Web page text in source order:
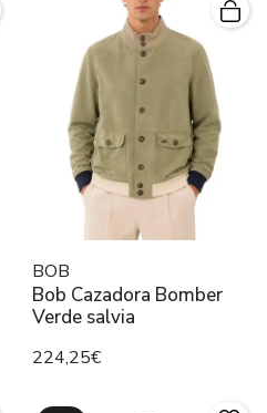
BOB
Bob Cazadora Bomber
Verde salvia
224,25€